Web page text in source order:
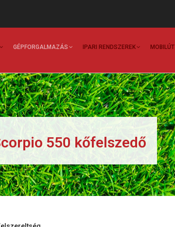
GÉPFORGALMAZÁS IPARI RENDSZEREK MOBILÚT
550 kőfelszedő